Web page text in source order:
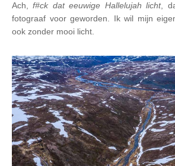
Ach,f#ck dat eeuwige Hallelujah licht,
fotograaf voor geworden. Ik wil mijn
ook zonder mooi licht.